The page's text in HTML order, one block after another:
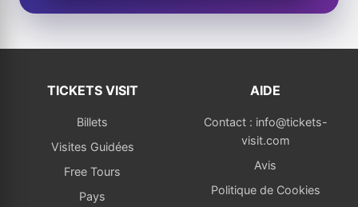
TICKETS VISIT
Billets
Visites Guidées
Free Tours
Pays
AIDE
Contact : info@tickets-
visit.com
Avis
Politique de Cookies